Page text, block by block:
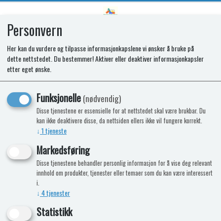
Luke service SD7 Sort
Personvern
Her kan du vurdere og tilpasse informasjonkapslene vi ønsker å bruke på
dette nettstedet. Du bestemmer! Aktiver eller deaktiver informasjonkapsler
etter eget ønske.
Funksjonelle(nødvendig)
Disse tjenestene er essensielle for at nettstedet skal være brukbar. Du
kan ikke deaktivere disse, da nettsiden ellers ikke vil fungere korrekt.
↓ 1tjeneste
Markedsføring
Disse tjenestene behandler personlig informasjon for å vise deg relevant
innhold om produkter, tjenester eller temaer som du kan være interessert
i.
↓ 4tjenester
Statistikk